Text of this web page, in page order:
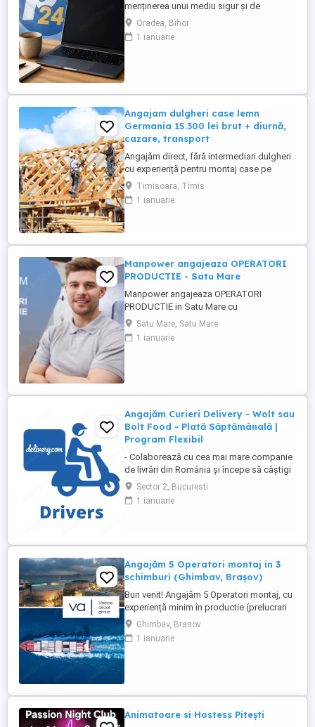
menținerea unui mediu sigur și de
încredere pe platformele noastre de
anunțuri din România, Germania și
Ungaria. În funcție de experiența și
Oradea, Bihor
1 ianuarie
Angajam dulgheri case lemn
Germania 15.300 lei brut + diurnă,
cazare, transport
Angajăm direct, fără intermediari dulgheri
cu experiență pentru montaj case pe
structură de lemn, Germania (Bayern și
Baden-Württemberg). Salariu 15.300 RON
brut pe carte de muncă Plată săptămânală
legal, asigurare Angajare ...
Timisoara, Timis
1 ianuarie
Manpower angajeaza OPERATORI
PRODUCTIE - Satu Mare
Manpower angajeaza OPERATORI
PRODUCTIE in Satu Mare cu
disponibilitate la 3 schimburi.
Responsabilitati principale: - asamblarea
componentelor electrice si electronice
echipamentelor ...
Satu Mare, Satu Mare
1 ianuarie
Angajăm Curieri Delivery - Wolt sau
Bolt Food - Plată Săptămânală |
Program Flexibil
- Colaborează cu cea mai mare companie
de livrări din România și începe să câștigi
rapid! - Cerințe: Minim 18 ani Mijloc de
transport propriu (mașină, scuter,
motocicletă sau bicicletă) Telefon mobil
atractive ...
Sector 2, Bucuresti
1 ianuarie
Angajăm 5 Operatori montaj in 3
schimburi (Ghimbav, Brașov)
Bun venit! Angajăm 5 Operatori montaj, cu
experiență minim în productie (prelucrari
prin aschiere). Căutăm persoane serioase,
dornice să învețe și să muncească, se va
oferi instruire la locul de muncă. Program:
Ghimbav, Brasov
1 ianuarie
Animatoare si Hostess Pitești